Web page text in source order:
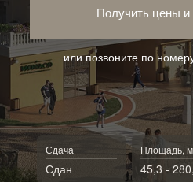
Получить цены и
или позвоните по
45,3 -
Площадь,
Сдан
Сдача